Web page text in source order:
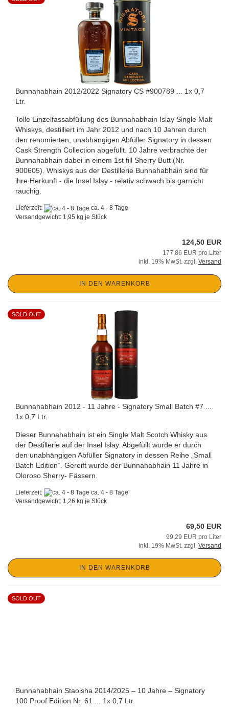
Bunnahabhain 2012/2022 Signatory CS #900789 ... 1x 0,7
Ltr.
Tolle Einzelfassabfüllung des Bunnahabhain Islay Single Malt
Whiskys, destilliert im Jahr 2012 und nach 10 Jahren durch
den renomierten, unabhängigen Abfüller Signatory in dessen
Cask Strength Collection abgefüllt. 10 Jahre verbrachte der
Bunnahabhain dabei in einem 1st fill Sherry Butt (Nr.
900605). Whiskys aus der Destillerie Bunnahabhain sind für
ihre Herkunft - die Insel Islay - relativ schwach bis garnicht
rauchig.
Lieferzeit:
ca. 4 - 8 Tage
Versandgewicht: 1,95 kg je Stück
124,50 EUR
177,86 EUR pro Liter
inkl. 19% MwSt. zzgl. Versand
IN DEN WARENKORB
SOLD OUT
Bunnahabhain 2012 - 11 Jahre - Signatory Small Batch #7 ...
1x 0,7 Ltr.
Dieser Bunnahabhain ist ein Single Malt Scotch Whisky aus
der Destillerie auf der Insel Islay. Abgefüllt wurde er durch
den unabhängigen Abfüller Signatory in dessen Reihe „Small
Batch Edition“. Gereift wurde der Bunnahabhain 11 Jahre in
Oloroso Sherry- Fässern.
Lieferzeit:
ca. 4 - 8 Tage
Versandgewicht: 1,26 kg je Stück
69,50 EUR
99,29 EUR pro Liter
inkl. 19% MwSt. zzgl. Versand
IN DEN WARENKORB
SOLD OUT
Bunnahabhain Staoisha 2014/2025 – 10 Jahre – Signatory
100 Proof Edition Nr. 61 ... 1x 0,7 Ltr.